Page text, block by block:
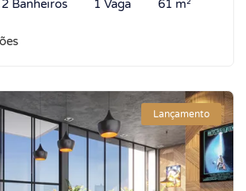
2 Banheiros 1 Vaga 61 m²
Lançamento